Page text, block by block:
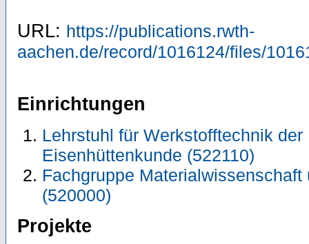
URL: https://publications.rwth-
aachen.de/record/1016124/files/
Einrichtungen
Lehrstuhl für Werkstofftechnik
Eisenhüttenkunde (522110)
Fachgruppe
(520000)
Projekte